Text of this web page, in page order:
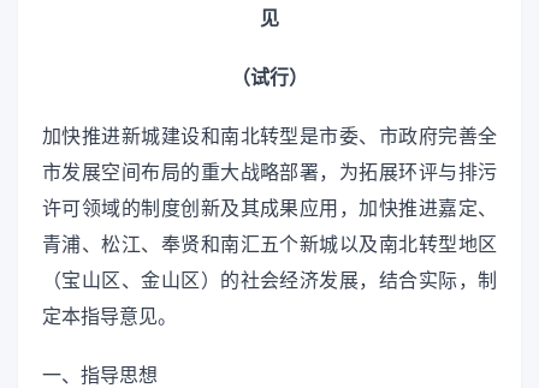
见
（试行）
加快推进新城建设和南北转型是市委、市政府完善全
市发展空间布局的重大战略部署，为拓展环评与排污
许可领域的制度创新及其成果应用，加快推进嘉定、
青浦、松江、奉贤和南汇五个新城以及南北转型地区
（宝山区、金山区）的社会经济发展，结合实际，制
定本指导意见。
一、指导思想